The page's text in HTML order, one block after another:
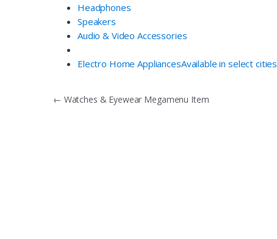
Headphones
Speakers
Audio & Video Accessories
Electro Home AppliancesAvailable in select cities
Điều
← Watches & Eyewear Megamenu Item